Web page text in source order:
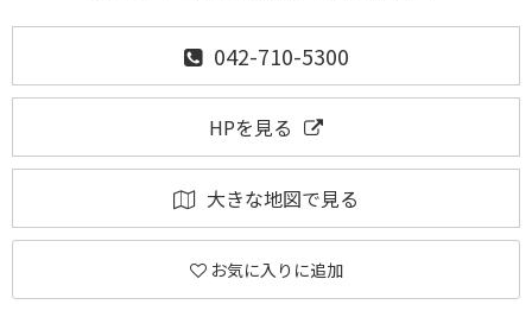
042-710-5300
HPを見る
大きな地図で見る
お気に入りに追加